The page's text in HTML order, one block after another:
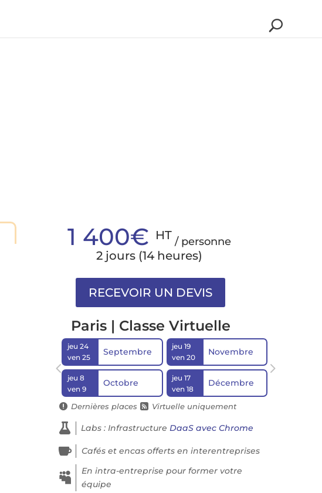
1 400€ HT / personne
2 jours (14 heures)
Paris | Classe Virtuelle
jeu 24
ven 25
Septembre
jeu 8
ven 9
Octobre
jeu 19
ven 20
Novembre
jeu 17
ven 18
Décembre
 Dernières places  Virtuelle uniquement
 Labs : InfrastructureDaaS avec Chrome
 Cafés et encas offerts en interentreprises

En intra-entreprise pour former votre
équipe